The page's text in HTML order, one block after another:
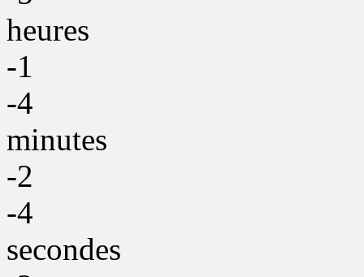
heures
-1
-4
minutes
-2
-4
secondes